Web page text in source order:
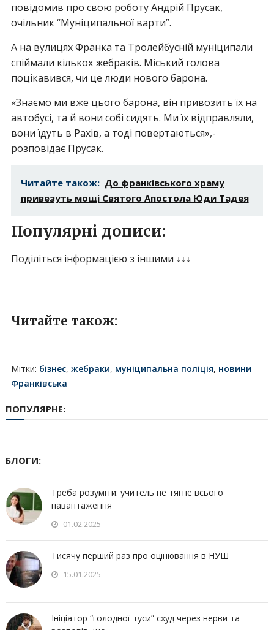
повідомив про свою роботу Андрій Прусак,
очільник “Муніципальної варти”.
А на вулицях Франка та Тролейбусній муніципали
спіймали кількох жебраків. Міський голова
поцікавився, чи це люди нового барона.
«Знаємо ми вже цього барона, він привозить їх на
автобусі, та й вони собі сидять. Ми їх відправляли,
вони їдуть в Рахів, а тоді повертаються»,-
розповідає Прусак.
Читайте також: До франківського храму
привезуть мощі Святого Апостола Юди Тадея
Популярні дописи:
Поділіться інформацією з іншими ↓↓↓
Читайте також:
Мітки: бізнес, жебраки, муніципальна поліція, новини
Франківська
ПОПУЛЯРНЕ:
БЛОГИ:
Треба розуміти: учитель не тягне всього
навантаження
01.02.2025
Тисячу перший раз про оцінювання в НУШ
15.01.2025
Ініціатор “голодної туси” схуд через нерви та